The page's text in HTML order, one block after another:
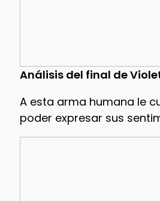
Análisis del final de
A esta arma humana le
poder expresar sus